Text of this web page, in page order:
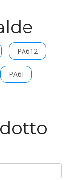
PA612
PA6I